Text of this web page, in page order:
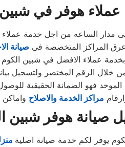
هوفر في
مدار الساعه من اجل خدمة
المراكز المتخصصة فى صيانة
عملاء الافضل في شبين
خلال الرقم المختصر ولتسجيل
فهو الضمانة الحقيقية
مراكز الخدمة والاصلاح واماكن
صيانة هوفر شبين
يوفر لكم خدمة صيانة اصلية